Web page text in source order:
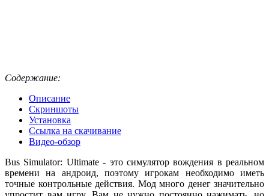
Содержание:
Описание
Скриншоты
Установка
Ссылка на скачивание
Видео-обзор
Bus Simulator: Ultimate - это симулятор вождения в реальном
времени на андроид, поэтому игрокам необходимо иметь
точные контрольные действия. Мод много денег значительно